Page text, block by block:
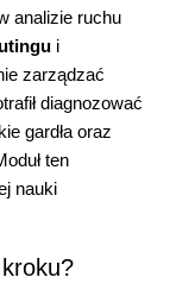
analizie ruchu
i
zarządzać
diagnozować
gardła oraz
ten
nauki